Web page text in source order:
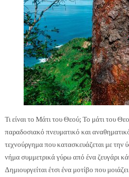
Τι είναι το Μάτι του Θεού; Το μάτι του
παραδοσιακό πνευματικό και
τεχνούργημα που κατασκευάζεται με την
νήμα συμμετρικά γύρω από ένα ζευγάρι
Δημιουργείται έτσι ένα μοτίβο που